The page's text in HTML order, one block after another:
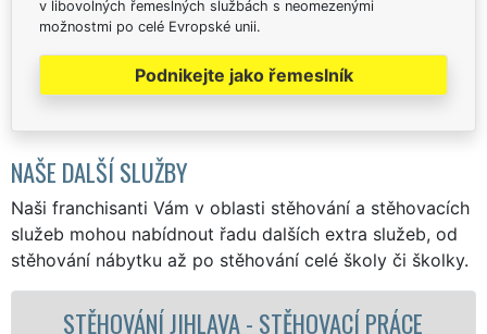
v libovolných řemeslných službách s neomezenými
možnostmi po celé Evropské unii.
Podnikejte jako řemeslník
NAŠE DALŠÍ SLUŽBY
Naši franchisanti Vám v oblasti stěhování a stěhovacích
služeb mohou nabídnout řadu dalších extra služeb, od
stěhování nábytku až po stěhování celé školy či školky.
STĚHOVACÍ SLUŽBA JIHLAVA -